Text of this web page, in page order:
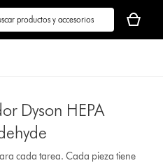
cesta
está
Dyson HEPA
cada tarea. Cada pieza tiene